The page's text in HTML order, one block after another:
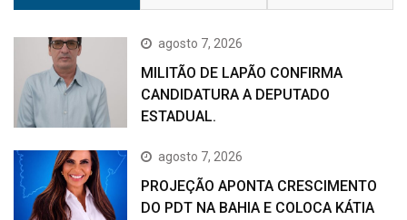
agosto 7, 2026
MILITÃO DE LAPÃO CONFIRMA
CANDIDATURA A DEPUTADO
ESTADUAL.
agosto 7, 2026
PROJEÇÃO APONTA CRESCIMENTO
DO PDT NA BAHIA E COLOCA KÁTIA